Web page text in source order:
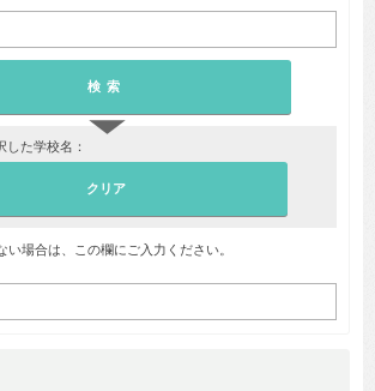
した学校名：
場合は、この欄にご入力ください。